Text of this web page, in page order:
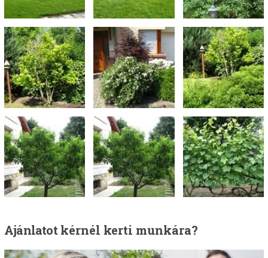
Ajánlatotkérnél kerti munkára?